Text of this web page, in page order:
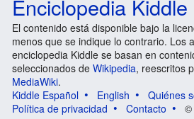
Enciclopedia Kiddle
El contenido está disponible bajo la
menos que se indique lo contrario. Los
enciclopedia Kiddle se basan en
seleccionados de Wikipedia, reescritos
MediaWiki.
Kiddle Español
English
Quiénes
Política de privacidad
Contacto ©